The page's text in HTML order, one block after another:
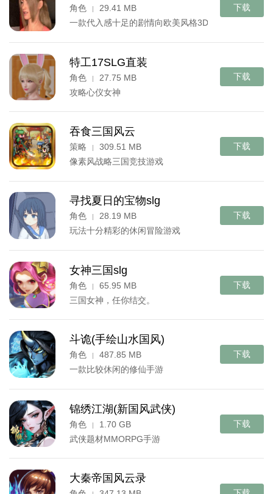
角色 |
29.41 MB
一款代入感十足的剧情向欧美风格3D手游
下载
特工17SLG直装
角色 |
27.75 MB
攻略心仪女神
下载
吞食三国风云
策略 |
309.51 MB
像素风战略三国竞技游戏
下载
寻找夏日的宝物slg
角色
28.19 MB
玩法十分精彩的休闲冒险游戏
下载
女神三国slg
角色 |
65.95 MB
三国女神，任你结交。
下载
斗诡(手绘山水国风)
角色
487.85 MB
一款比较休闲的修仙手游
下载
锦绣江湖(新国风武侠)
角色 |
1.70 GB
武侠题材MMORPG手游
下载
大秦帝国风云录